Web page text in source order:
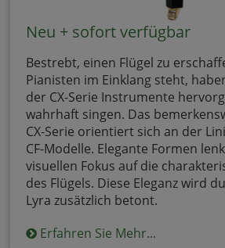
Neu + sofort verfügbar
Bestrebt, einen Flügel zu
Pianisten im Einklang steht,
der CX-Serie Instrumente
wahrhaft singen. Das
CX-Serie orientiert sich an der
CF-Modelle. Elegante Formen
visuellen Fokus auf die
des Flügels. Diese Eleganz wird
Lyra zusätzlich betont.
Erfahren Sie Mehr...